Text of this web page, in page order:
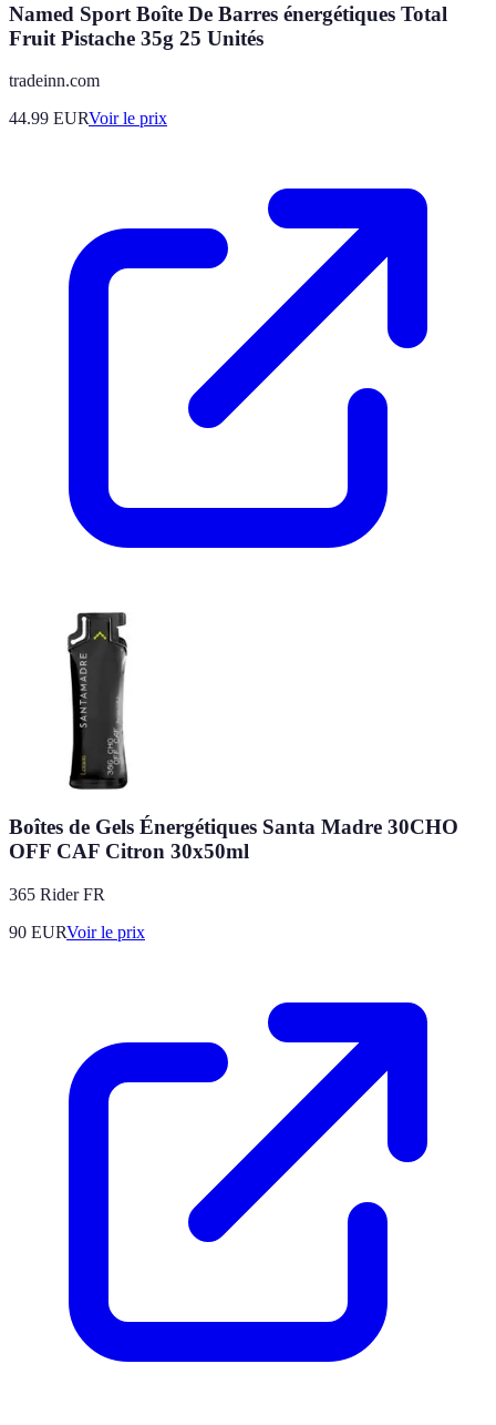
Named Sport Boîte De Barres énergétiques Total
Fruit Pistache 35g 25 Unités
tradeinn.com
44.99 EURVoir le prix
Boîtes de Gels Énergétiques Santa Madre 30CHO
OFF CAF Citron 30x50ml
365 Rider FR
90 EURVoir le prix